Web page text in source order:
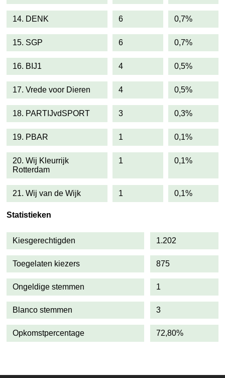
14. DENK 6 0,7%
15. SGP 6 0,7%
16. BIJ1 4 0,5%
17. Vrede voor Dieren 4 0,5%
18. PARTIJvdSPORT 3 0,3%
19. PBAR 1 0,1%
20. Wij Kleurrijk
Rotterdam
1 0,1%
21. Wij van de Wijk 1 0,1%
Statistieken
Kiesgerechtigden 1.202
Toegelaten kiezers 875
Ongeldige stemmen 1
Blanco stemmen 3
Opkomstpercentage 72,80%